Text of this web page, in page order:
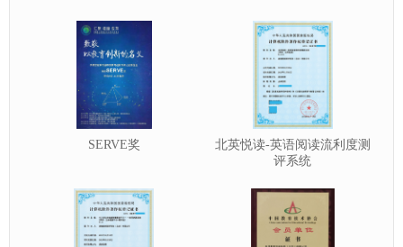
SERVE奖
北英悦读-英语阅读流利度测
评系统